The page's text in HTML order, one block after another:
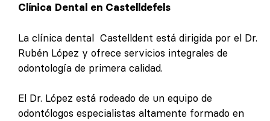
Clínica Dental en Castelldefels
La clínica dental Castelldent está dirigida por el Dr.
Rubén López y ofrece servicios integrales de
odontología de primera calidad.
El Dr. López está rodeado de un equipo de
odontólogos especialistas altamente formado en